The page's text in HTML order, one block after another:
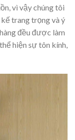
vì vậy chúng tôi
trang trọng và ý
đều được làm
hiện sự tôn kính,